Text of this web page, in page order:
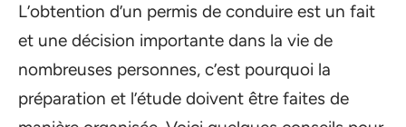
L’obtention d’un permis de conduire est un fait
et une décision importante dans la vie de
nombreuses personnes, c’est pourquoi la
préparation et l’étude doivent être faites de